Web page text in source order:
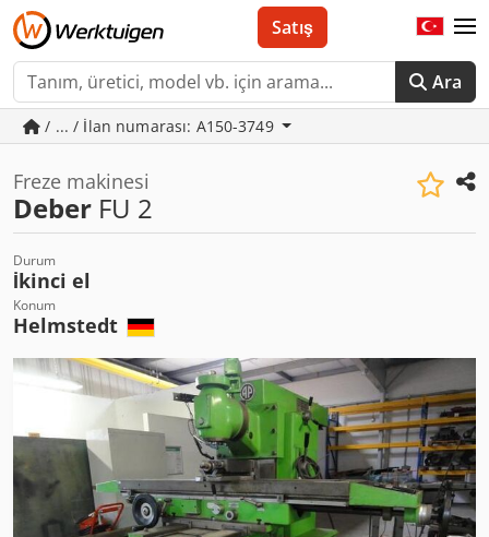
Ara
Satış
/ ... / İlan numarası: A150-3749
Freze makinesi
Deber FU 2
Durum
İkinci el
Konum
Helmstedt